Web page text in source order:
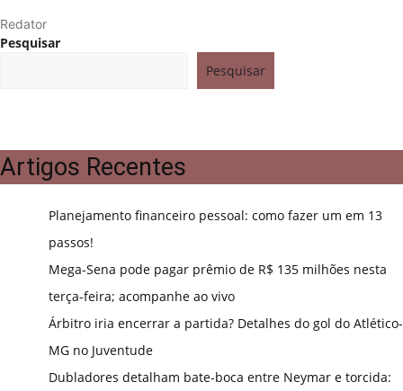
Redator
Pesquisar
Pesquisar
Artigos Recentes
Planejamento financeiro pessoal: como fazer um em 13
passos!
Mega-Sena pode pagar prêmio de R$ 135 milhões nesta
terça-feira; acompanhe ao vivo
Árbitro iria encerrar a partida? Detalhes do gol do Atlético-
MG no Juventude
Dubladores detalham bate-boca entre Neymar e torcida: